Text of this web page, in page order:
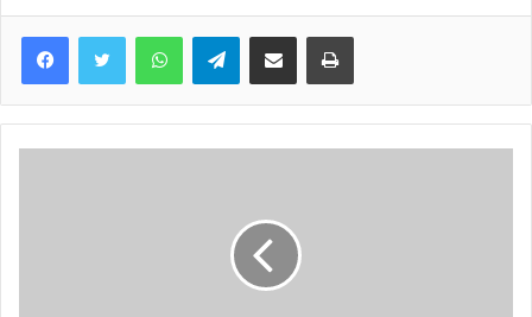
WhatsAppTelegramCompartir via Email Imprimi